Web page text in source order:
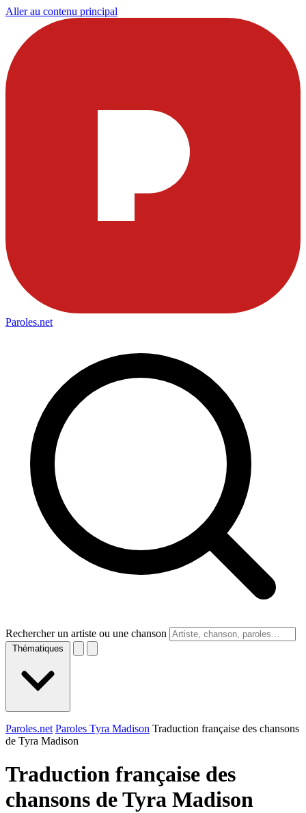
Aller au contenu principal
Paroles.net
Rechercher un artiste ou une chanson
Thématiques
Paroles.net Paroles Tyra Madison Traduction française des chansons
de Tyra Madison
Traduction française des
chansons deTyra Madison